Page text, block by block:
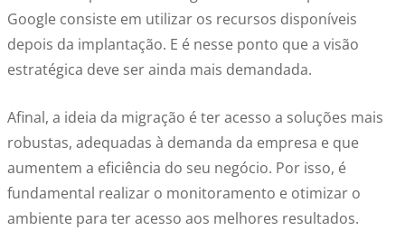
Google consiste em utilizar os recursos disponíveis
depois da implantação. E é nesse ponto que a visão
estratégica deve ser ainda mais demandada.
Afinal, a ideia da migração é ter acesso a soluções mais
robustas, adequadas à demanda da empresa e que
aumentem a eficiência do seu negócio. Por isso, é
fundamental realizar o monitoramento e otimizar o
ambiente para ter acesso aos melhores resultados.